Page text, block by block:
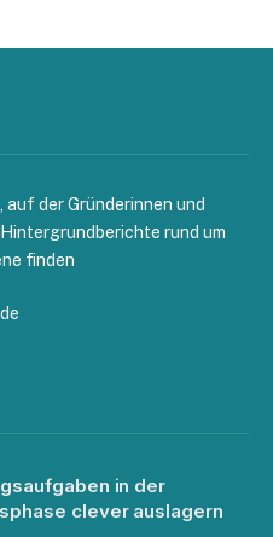
der Gründerinnen und
rund um
finden
in der
clever auslagern